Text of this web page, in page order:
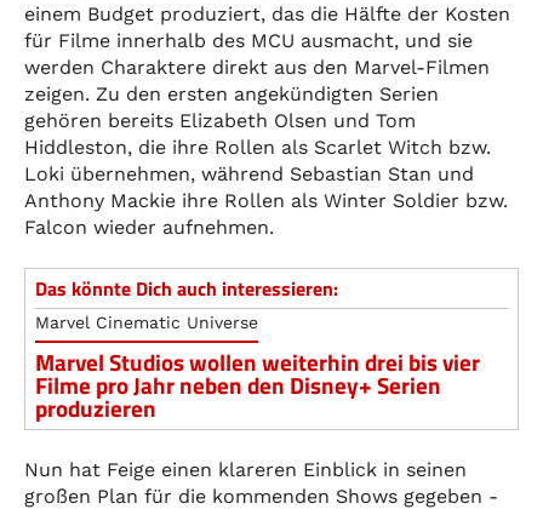
einem Budget produziert, das die Hälfte der Kosten
für Filme innerhalb des MCU ausmacht, und sie
werden Charaktere direkt aus den Marvel-Filmen
zeigen. Zu den ersten angekündigten Serien
gehören bereits Elizabeth Olsen und Tom
Hiddleston, die ihre Rollen als Scarlet Witch bzw.
Loki übernehmen, während Sebastian Stan und
Anthony Mackie ihre Rollen als Winter Soldier bzw.
Falcon wieder aufnehmen.
Das könnte Dich auch interessieren:
Marvel Cinematic Universe
Marvel Studios wollen weiterhin drei bis vier
Filme pro Jahr neben den Disney+ Serien
produzieren
Nun hat Feige einen klareren Einblick in seinen
großen Plan für die kommenden Shows gegeben -